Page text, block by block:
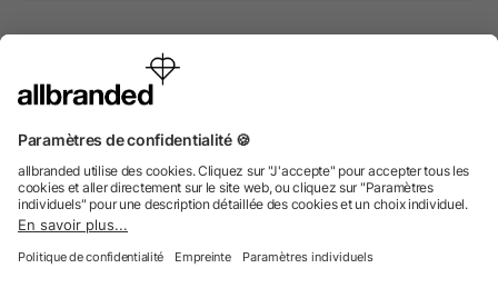
International
Nous commercialisons nos objets publicitaires et articles